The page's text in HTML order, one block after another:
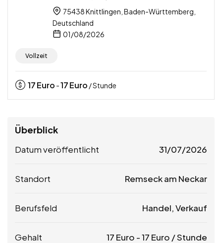
75438 Knittlingen, Baden-Württemberg,
Deutschland
01/08/2026
Vollzeit
17Euro -17Euro / Stunde
Überblick
Datum veröffentlicht 31/07/2026
Standort Remseck am Neckar
Berufsfeld Handel, Verkauf
Gehalt 17 Euro -17 Euro / Stunde